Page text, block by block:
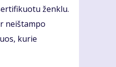
ženklu.
neištampo
kurie